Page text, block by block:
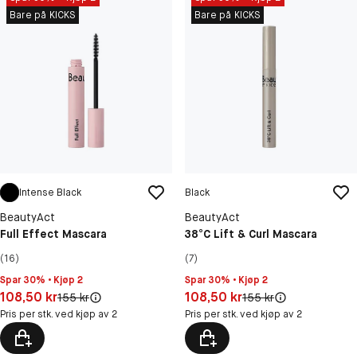
Bare på KICKS
Intense Black
BeautyAct
Full Effect Mascara
(16)
Spar 30% • Kjøp 2
Pris: 108,50 kr
108,50 krOriginal pris:
155 kr
Pris per stk. ved kjøp av 2
Bare på KICKS
Black
BeautyAct
38°C Lift & Curl Mascara
(7)
Spar 30% • Kjøp 2
Pris: 108,50 kr
108,50 krOriginal pris:
155 kr
Pris per stk. ved kjøp av 2